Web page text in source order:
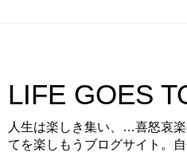
LIFE GOES
人生は楽しき集い、…喜怒哀
てを楽しもうブログサイト。